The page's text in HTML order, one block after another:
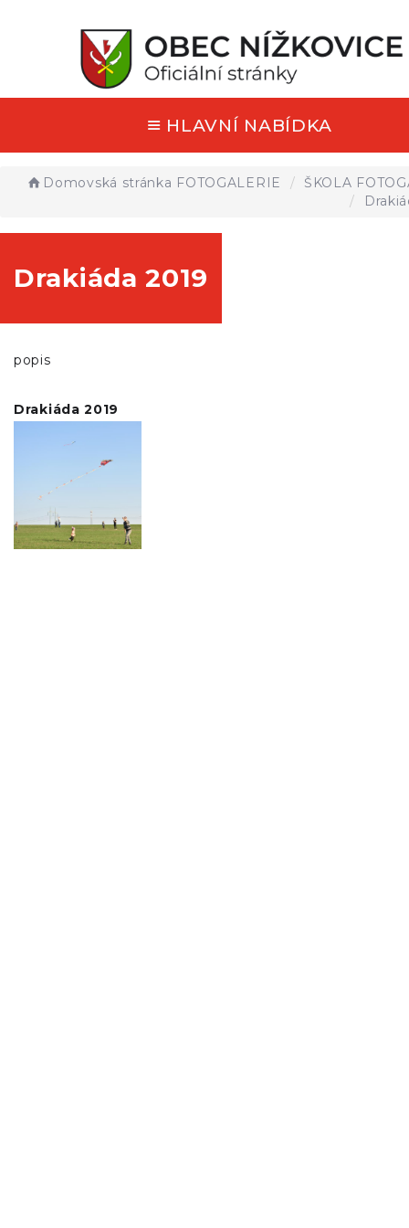
HLAVNÍ NABÍDKA
Domovská stránka FOTOGALERIE
ŠKOLA
Drakiáda 2019
popis
Drakiáda 2019